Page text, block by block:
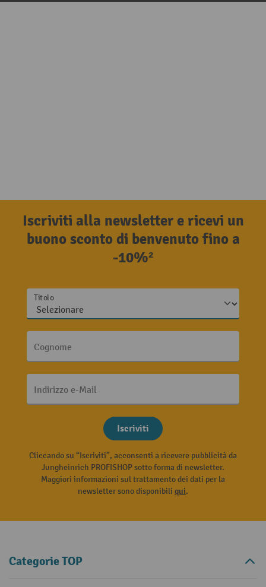
Iscriviti alla newsletter e ricevi un
buono sconto di benvenuto fino a
-10%²
Titolo
Cognome
Indirizzo e-Mail
Iscriviti
Cliccando su “Iscriviti”, acconsenti a ricevere pubblicità da
Jungheinrich PROFISHOP sotto forma di newsletter.
Maggiori informazioni sul trattamento dei dati per la
newsletter sono disponibili qui.
Categorie TOP